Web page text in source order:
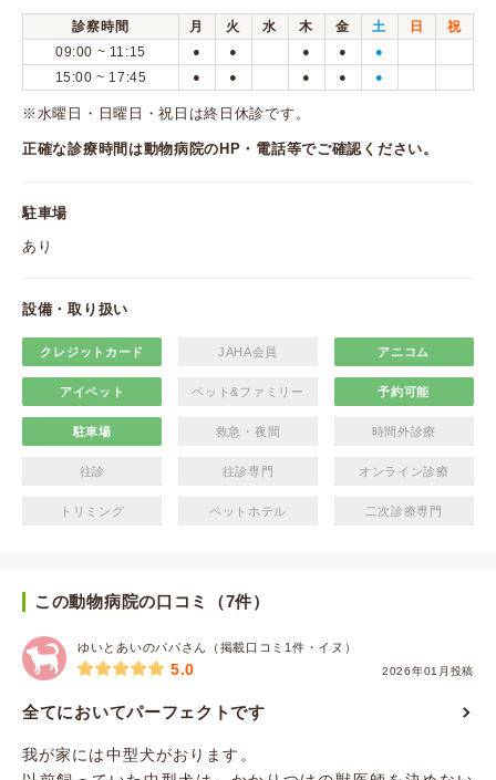
診察時間 月 火 水 木 金 土 日
祝
09:00 ~ 11:15
● ● ● ● ●
15:00 ~ 17:45 ● ● ● ● ●
※水曜日・日曜日・祝日は終日休診です。
正確な診療時間は動物病院のHP・電話等でご確認ください。
駐車場
あり
設備・取り扱い
クレジットカード JAHA会員 アニコム
アイペット ペット&ファミリー 予約可能
駐車場 救急・夜間 時間外診療
往診 往診専門 オンライン診療
トリミング ペットホテル 二次診療専門
この動物病院の口コミ（7件）
ゆいとあいのパパさん（掲載口コミ1件・イヌ）
2026年01月投稿
5.0
全てにおいてパーフェクトです
我が家には中型犬がおります。